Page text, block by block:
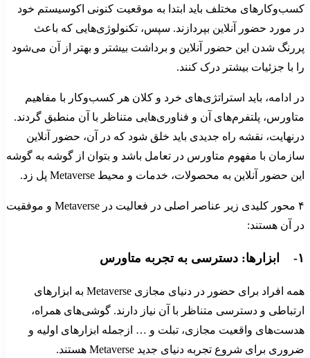
کسب‌وکارهای مختلف باید ابتدا به موقعیت کنونی اکوسیستم خود
در مورد حضور آنلاین بپردازند. سپس، تکنولوژی‌هایی که باعث
پررنگ شدن این حضور آنلاین و برداشت بیشتر و بهتر از آن می‌شود
را با جزئیات بیشتر درک کنند.
در ادامه، باید استراتژی‌های خرد و کلان هر کسب‌وکار با مفاهیم
متاورس، پلتفرم‌های آن و فناوری‌هایی متناظر با آن منطبق گردند.
درنهایت، نقشه راه جدیدی باید خلق شود که در آن، حضور آنلاین
سازمان با مفهوم متاورس در تعامل باشد و بتوان از گوشه به گوشه
این حضور آنلاین به محصولات، خدمات و محیط Metaverse پل زد.
۴ محور کلیدی زیر عناصر اصلی در فعالیت در Metaverse و موفقیت
در آن هستند:
۱- ابزارها: دسترسی به تجربه متاورس
همه افراد برای حضور در دنیای مجازی Metaverse به ابزارهای
ارتباطی و دسترسی متناظر با آن نیاز دارند. گوشی‌های همراه،
هدست‌های واقعیت مجازی، تبلت و … ازجمله ابزارهای اولیه و
ضروری برای شروع تجربه دنیای جدید Metaverse هستند.